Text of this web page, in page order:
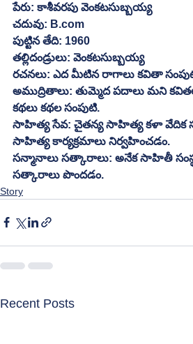
పేరు: కాశీవరపు వెంకటసుబ్బయ్య
చదువు: B.com
పుట్టిన తేది: 1960
తల్లిదండ్రులు: వెంకటసుబ్బయ్య
రచనలు: ఎద మీటిన రాగాలు కవితా
అముద్రితాలు: తుమ్మెద పదాలు మని
కథలు కథల సంపుటి.
సాహిత్య సేవ: చైతన్య సాహిత్య కళా వేదిక
సాహిత్య కార్యక్రమాలు నిర్వహించడం.
సన్మానాలు సత్కారాలు: అనేక సాహితీ
సత్కారాలు పొందడం.
Story
Recent Posts